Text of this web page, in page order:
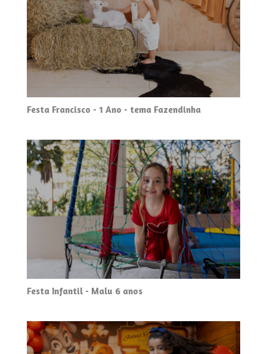
Festa Francisco - 1 Ano - tema Fazendinha
Festa Infantil - Malu 6 anos